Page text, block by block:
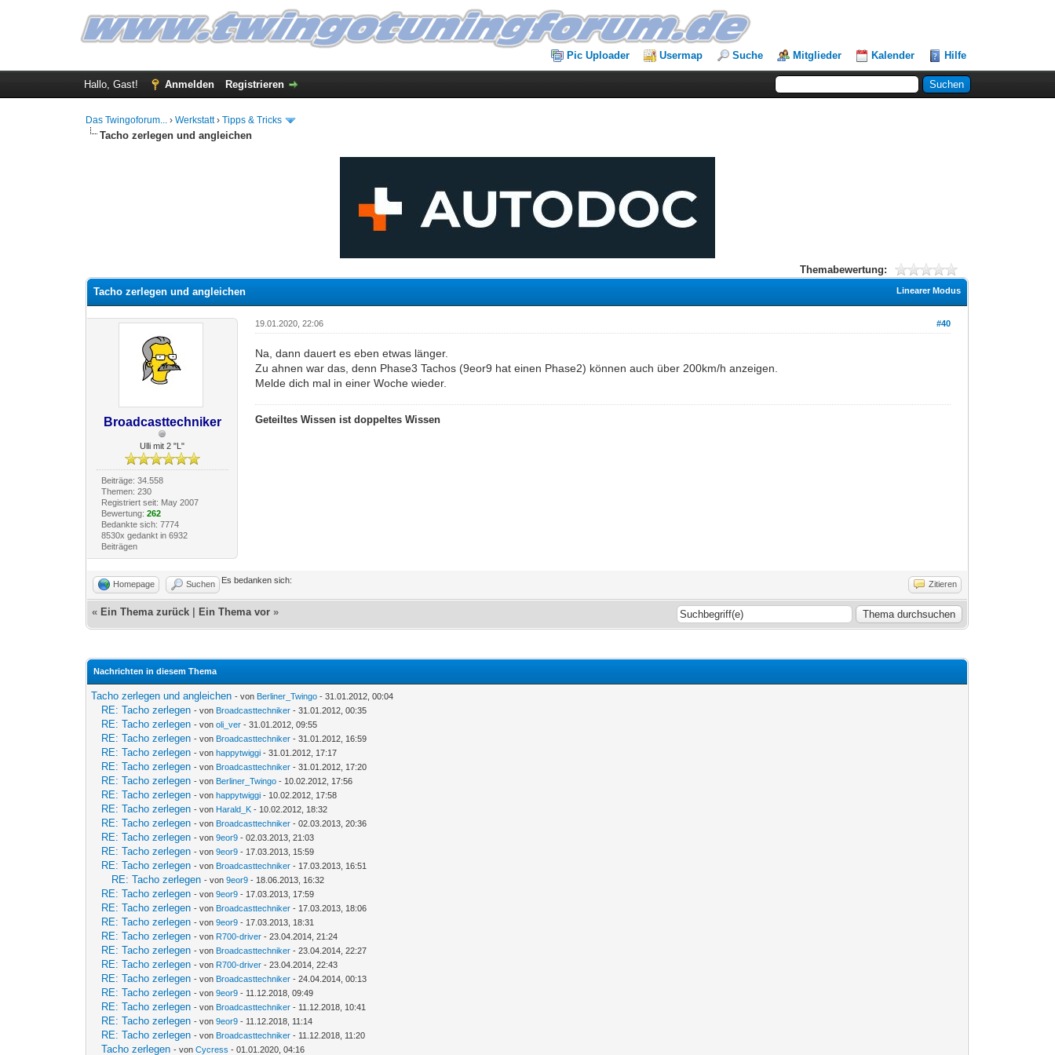
Pic Uploader Usermap Suche Mitglieder Kalender Hilfe
Hallo, Gast! Anmelden Registrieren
Das Twingoforum... ›Werkstatt›Tipps & Tricks
Tacho zerlegen und angleichen
Themabewertung:
Linearer Modus
Tacho zerlegen und angleichen
Broadcasttechniker
Ulli mit 2 "L"
Beiträge: 34.558
Themen: 230
Registriert seit: May 2007
Bewertung: 262
Bedankte sich: 7774
8530x gedankt in 6932
Beiträgen
#40
19.01.2020, 22:06
Na, dann dauert es eben etwas länger.
Zu ahnen war das, denn Phase3 Tachos (9eor9 hat einen Phase2) können auch über 200km/h anzeigen.
Melde dich mal in einer Woche wieder.
Geteiltes Wissen ist doppeltes Wissen
Homepage Suchen Zitieren
Es bedanken sich:
« Ein Thema zurück Ein Thema vor »
Nachrichten in diesem Thema
Tacho zerlegen und angleichen - von Berliner_Twingo - 31.01.2012, 00:04
RE: Tacho zerlegen - von Broadcasttechniker - 31.01.2012, 00:35
RE: Tacho zerlegen - vonoli_ver - 31.01.2012, 09:55
RE: Tacho zerlegen - von Broadcasttechniker - 31.01.2012, 16:59
RE: Tacho zerlegen - vonhappytwiggi - 31.01.2012, 17:17
RE: Tacho zerlegen - von Broadcasttechniker - 31.01.2012, 17:20
RE: Tacho zerlegen - von Berliner_Twingo - 10.02.2012, 17:56
RE: Tacho zerlegen - vonhappytwiggi - 10.02.2012, 17:58
RE: Tacho zerlegen - von Harald_K - 10.02.2012, 18:32
RE: Tacho zerlegen - von Broadcasttechniker - 02.03.2013, 20:36
RE: Tacho zerlegen - von9eor9 - 02.03.2013, 21:03
RE: Tacho zerlegen - von9eor9 - 17.03.2013, 15:59
RE: Tacho zerlegen - von Broadcasttechniker - 17.03.2013, 16:51
RE: Tacho zerlegen - von9eor9 - 18.06.2013, 16:32
RE: Tacho zerlegen - von9eor9 - 17.03.2013, 17:59
RE: Tacho zerlegen - von Broadcasttechniker - 17.03.2013, 18:06
RE: Tacho zerlegen - von9eor9 - 17.03.2013, 18:31
RE: Tacho zerlegen - von R700-driver - 23.04.2014, 21:24
RE: Tacho zerlegen - von Broadcasttechniker - 23.04.2014, 22:27
RE: Tacho zerlegen - von R700-driver - 23.04.2014, 22:43
RE: Tacho zerlegen - von Broadcasttechniker - 24.04.2014, 00:13
RE: Tacho zerlegen - von9eor9 - 11.12.2018, 09:49
RE: Tacho zerlegen - von Broadcasttechniker - 11.12.2018, 10:41
RE: Tacho zerlegen - von9eor9 - 11.12.2018, 11:14
RE: Tacho zerlegen - von Broadcasttechniker - 11.12.2018, 11:20
Tacho zerlegen - vonCycress - 01.01.2020, 04:16